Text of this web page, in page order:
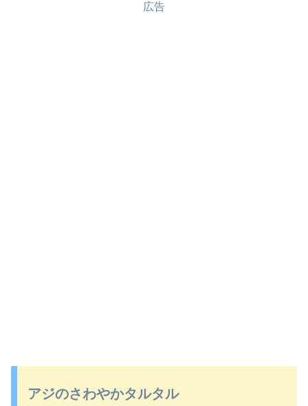
広告
アジのさわやかタルタル